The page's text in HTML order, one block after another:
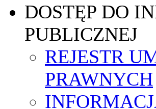
DOSTĘP DO
PUBLICZNEJ
REJESTR
PRAWNYCH